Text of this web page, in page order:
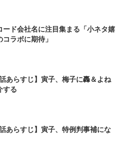
ード会社名に注目集まる「小ネタ嬉
ラボに期待」
あらすじ】寅子、梅子に轟＆よね
する
あらすじ】寅子、特例判事補にな